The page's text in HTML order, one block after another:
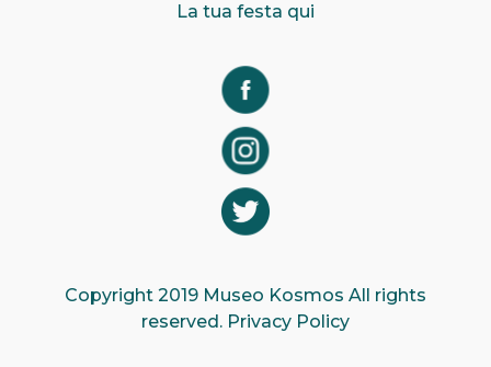
La tua festa qui
Copyright 2019 Museo Kosmos All rights
reserved. Privacy Policy